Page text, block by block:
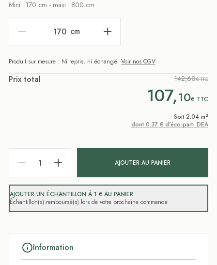
Mini : 170 cm - maxi : 800 cm
cm
Produit sur mesure : Ni repris, ni échangé. Voir nos CGV
Prix total 142,60€ TTC
107,10€ TTC
Soit 2.04 m2
dont 0.37 € d'éco-part- DEA
AJOUTER AU PANIER
AJOUTER UN ÉCHANTILLON À 1 € AU PANIER
Échantillon(s) remboursé(s) lors de votre prochaine commande
Information